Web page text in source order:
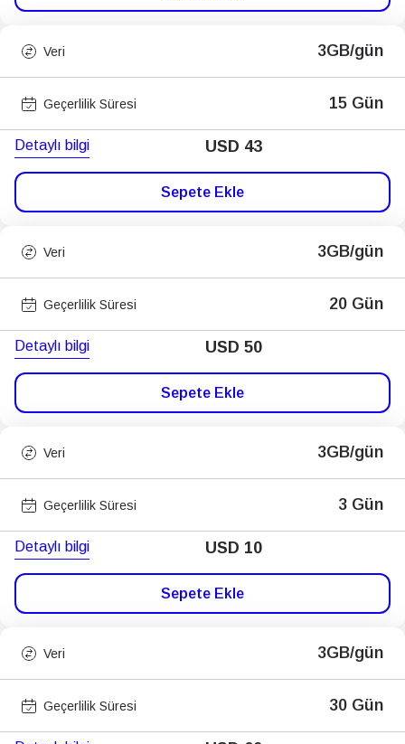
Veri 3GB/gün
Geçerlilik Süresi 15 Gün
Detaylı bilgi USD 43
Sepete Ekle
Veri 3GB/gün
Geçerlilik Süresi 20 Gün
Detaylı bilgi USD 50
Sepete Ekle
Veri 3GB/gün
Geçerlilik Süresi 3 Gün
Detaylı bilgi USD 10
Sepete Ekle
Veri 3GB/gün
Geçerlilik Süresi 30 Gün